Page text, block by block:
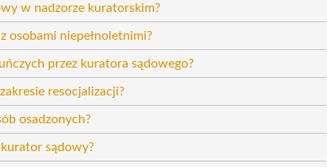
w nadzorze kuratorskim?
osobami niepełnoletnimi?
przez kuratora sądowego?
resocjalizacji?
osadzonych?
sądowy?